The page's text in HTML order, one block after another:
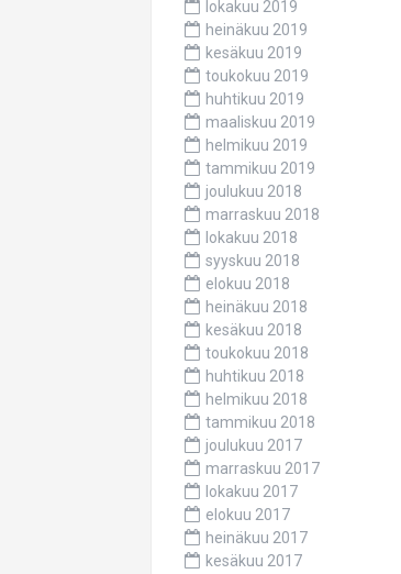
lokakuu 2019
heinäkuu 2019
kesäkuu 2019
toukokuu 2019
huhtikuu 2019
maaliskuu 2019
helmikuu 2019
tammikuu 2019
joulukuu 2018
marraskuu 2018
lokakuu 2018
syyskuu 2018
elokuu 2018
heinäkuu 2018
kesäkuu 2018
toukokuu 2018
huhtikuu 2018
helmikuu 2018
tammikuu 2018
joulukuu 2017
marraskuu 2017
lokakuu 2017
elokuu 2017
heinäkuu 2017
kesäkuu 2017